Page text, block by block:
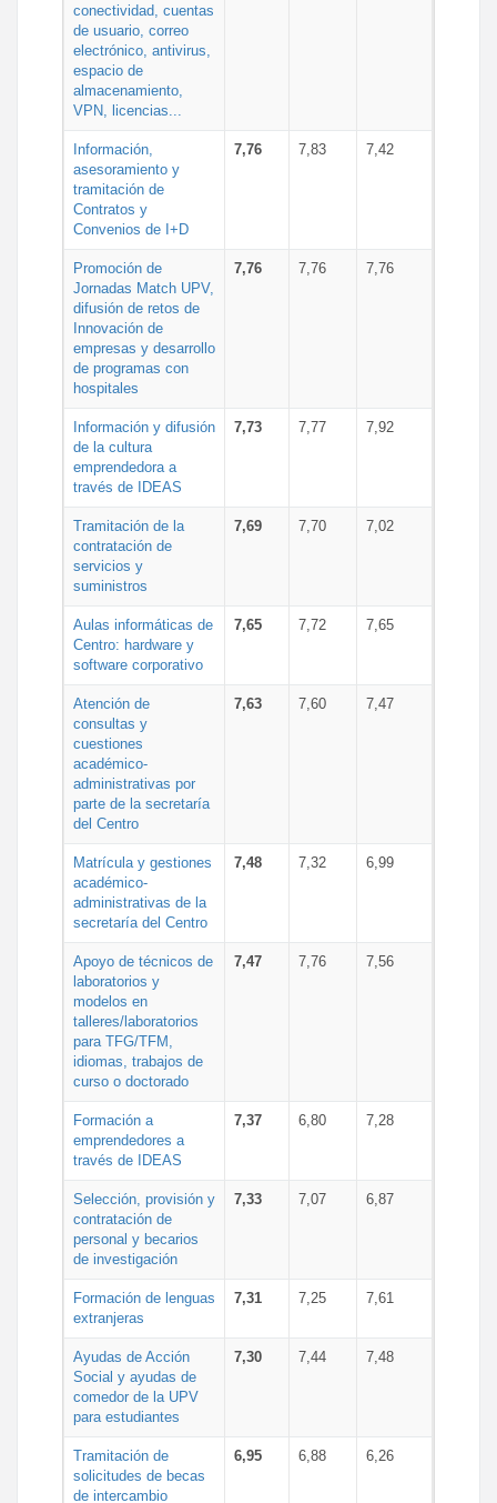
conectividad, cuentas
de usuario, correo
electrónico, antivirus,
espacio de
almacenamiento,
VPN, licencias...
Información,
asesoramiento y
tramitación de
Contratos y
Convenios de I+D
7,76 7,83 7,42
Promoción de
Jornadas Match UPV,
difusión de retos de
Innovación de
empresas y desarrollo
de programas con
hospitales
7,76 7,76 7,76
Información y difusión
de la cultura
emprendedora a
través de IDEAS
7,73 7,77 7,92
Tramitación de la
contratación de
servicios y
suministros
7,69 7,70 7,02
Aulas informáticas de
Centro: hardware y
software corporativo
7,65 7,72 7,65
Atención de
consultas y
cuestiones
académico-
administrativas por
parte de la secretaría
del Centro
7,63 7,60 7,47
Matrícula y gestiones
académico-
administrativas de la
secretaría del Centro
7,48 7,32 6,99
Apoyo de técnicos de
laboratorios y
modelos en
talleres/laboratorios
para TFG/TFM,
idiomas, trabajos de
curso o doctorado
7,47 7,76 7,56
Formación a
emprendedores a
través de IDEAS
7,37 6,80 7,28
Selección, provisión y
contratación de
personal y becarios
de investigación
7,33 7,07 6,87
Formación de lenguas
extranjeras
7,31 7,25 7,61
Ayudas de Acción
Social y ayudas de
comedor de la UPV
para estudiantes
7,30 7,44 7,48
Tramitación de
solicitudes de becas
de intercambio
6,95 6,88 6,26